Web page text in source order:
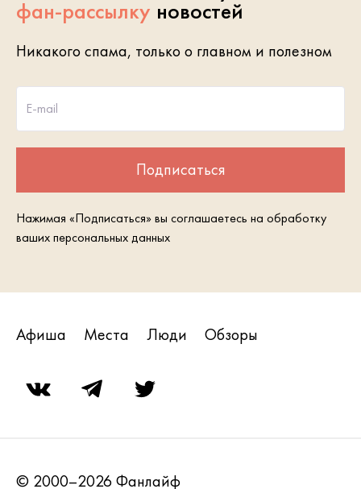
фан-рассылку новостей
Никакого спама, только о главном и полезном
E-mail
Подписаться
Нажимая «Подписаться» вы соглашаетесь на обработку
ваших персональных данных
Афиша Места Люди Обзоры
© 2000–2026 Фанлайф